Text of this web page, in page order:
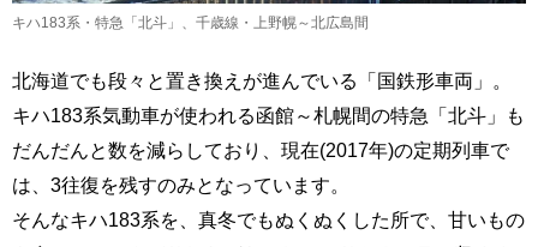
キハ183系・特急「北斗」、千歳線・上野幌～北広島間
北海道でも段々と置き換えが進んでいる「国鉄形車両」。
キハ183系気動車が使われる函館～札幌間の特急「北斗」も
だんだんと数を減らしており、現在(2017年)の定期列車で
は、3往復を残すのみとなっています。
そんなキハ183系を、真冬でもぬくぬくした所で、甘いもの